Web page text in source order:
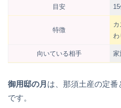
目安
特徴
わ
向いている相手 家
御用邸の月 は、那須土産の定
です。